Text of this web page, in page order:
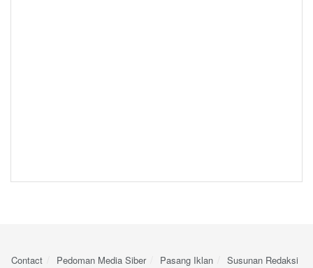
Contact Pedoman Media Siber Pasang Iklan Susunan Redaksi